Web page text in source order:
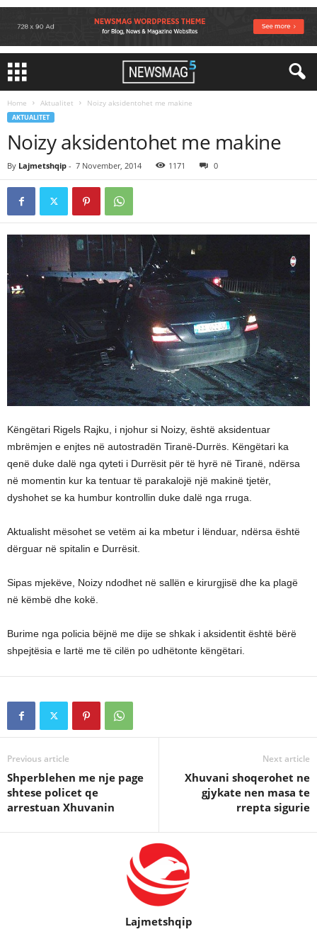
Home Aktualitet Noizy aksidentohet me makine
AKTUALITET
Noizy aksidentohet me makine
By Lajmetshqip - 7 November, 2014 1171 0
Këngëtari Rigels Rajku, i njohur si Noizy, është aksidentuar
mbrëmjen e enjtes në autostradën Tiranë-Durrës. Këngëtari ka
qenë duke dalë nga qyteti i Durrësit për të hyrë në Tiranë, ndërsa
në momentin kur ka tentuar të parakalojë një makinë tjetër,
dyshohet se ka humbur kontrollin duke dalë nga rruga.
Aktualisht mësohet se vetëm ai ka mbetur i lënduar, ndërsa është
dërguar në spitalin e Durrësit.
Sipas mjekëve, Noizy ndodhet në sallën e kirurgjisë dhe ka plagë
në këmbë dhe kokë.
Burime nga policia bëjnë me dije se shkak i aksidentit është bërë
shpejtësia e lartë me të cilën po udhëtonte këngëtari.
Previous article
Shperblehen me nje page
shtese policet qe
arrestuan Xhuvanin
Next article
Xhuvani shoqerohet ne
gjykate nen masa te
rrepta sigurie
Lajmetshqip